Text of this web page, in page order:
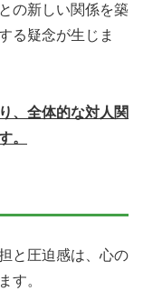
の新しい関係を築
る疑念が生じま
、全体的な対人関
。
と圧迫感は、心の
す。